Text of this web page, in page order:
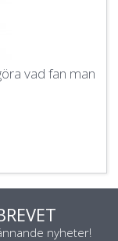
vad fan man
nyheter!